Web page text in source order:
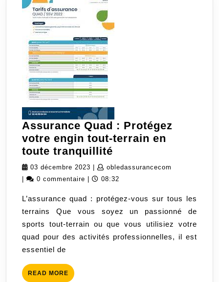
Assurance Quad : Protégez
votre engin tout-terrain en
toute tranquillité
Quad
:
votre
engin
tout-
terrain
03 décembre 2023 03
décembre
obledassurancecom
0 commentaire 08:32
L’assurance quad : protégez-vous sur tous les
terrains Que vous soyez un passionné de
sports tout-terrain ou que vous utilisiez votre
quad pour des activités professionnelles, il est
essentiel de
READ MORE READ